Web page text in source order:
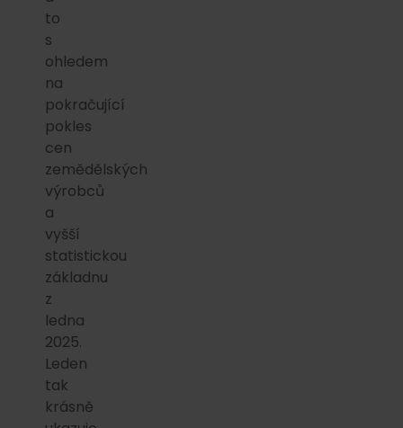
to
s
ohledem
na
pokračující
pokles
cen
zemědělských
výrobců
a
vyšší
statistickou
základnu
z
ledna
2025.
Leden
tak
krásně